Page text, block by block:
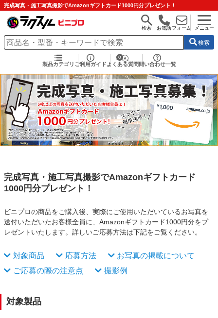
完成写真・施工写真撮影でAmazonギフトカード1000円分プレゼント！
検索 お電話フォーム メニュー
検索
製品カテゴリ ご利用ガイド よくある質問 問い合わせ一覧
完成写真・施工写真撮影でAmazonギフトカード
1000円分プレゼント！
ビニプロの商品をご購入後、実際にご使用いただいているお写真を
送付いただいたお客様全員に、Amazonギフトカード1000円分をプ
レゼントいたします。詳しいご応募方法は下記をご覧ください。
対象商品 応募方法
お写真の掲載について
ご応募の際の注意点
撮影例
対象製品